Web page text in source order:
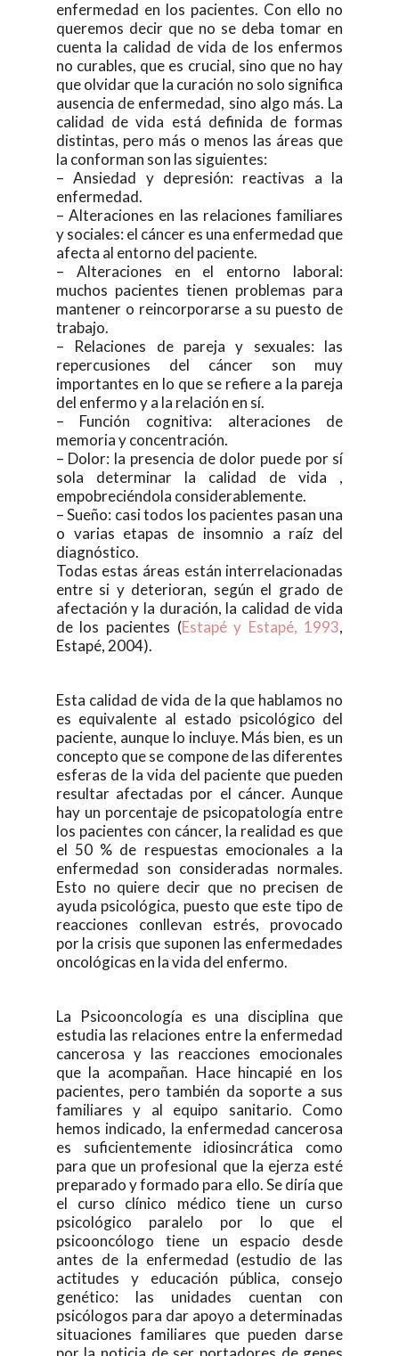
enfermedad en los pacientes. Con ello no
queremos decir que no se deba tomar en
cuenta la calidad de vida de los enfermos
no curables, que es crucial, sino que no hay
que olvidar que la curación no solo significa
ausencia de enfermedad, sino algo más. La
calidad de vida está definida de formas
distintas, pero más o menos las áreas que
la conforman son las siguientes:
– Ansiedad y depresión: reactivas a la
enfermedad.
– Alteraciones en las relaciones familiares
y sociales: el cáncer es una enfermedad que
afecta al entorno del paciente.
– Alteraciones en el entorno laboral:
muchos pacientes tienen problemas para
mantener o reincorporarse a su puesto de
trabajo.
– Relaciones de pareja y sexuales: las
repercusiones del cáncer son muy
importantes en lo que se refiere a la pareja
del enfermo y a la relación en sí.
– Función cognitiva: alteraciones de
memoria y concentración.
– Dolor: la presencia de dolor puede por sí
sola determinar la calidad de vida ,
empobreciéndola considerablemente.
– Sueño: casi todos los pacientes pasan una
o varias etapas de insomnio a raíz del
diagnóstico.
Todas estas áreas están interrelacionadas
entre si y deterioran, según el grado de
afectación y la duración, la calidad de vida
de los pacientes (Estapé y Estapé, 1993,
Estapé, 2004).
Esta calidad de vida de la que hablamos no
es equivalente al estado psicológico del
paciente, aunque lo incluye. Más bien, es un
concepto que se compone de las diferentes
esferas de la vida del paciente que pueden
resultar afectadas por el cáncer. Aunque
hay un porcentaje de psicopatología entre
los pacientes con cáncer, la realidad es que
el 50 % de respuestas emocionales a la
enfermedad son consideradas normales.
Esto no quiere decir que no precisen de
ayuda psicológica, puesto que este tipo de
reacciones conllevan estrés, provocado
por la crisis que suponen las enfermedades
oncológicas en la vida del enfermo.
La Psicooncología es una disciplina que
estudia las relaciones entre la enfermedad
cancerosa y las reacciones emocionales
que la acompañan. Hace hincapié en los
pacientes, pero también da soporte a sus
familiares y al equipo sanitario. Como
hemos indicado, la enfermedad cancerosa
es suficientemente idiosincrática como
para que un profesional que la ejerza esté
preparado y formado para ello. Se diría que
el curso clínico médico tiene un curso
psicológico paralelo por lo que el
psicooncólogo tiene un espacio desde
antes de la enfermedad (estudio de las
actitudes y educación pública, consejo
genético: las unidades cuentan con
psicólogos para dar apoyo a determinadas
situaciones familiares que pueden darse